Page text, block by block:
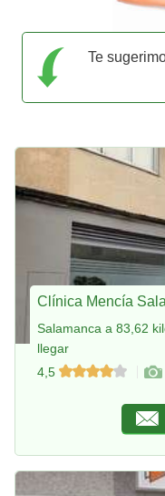
Te
Clínica Mencía
Salamanca a 83,62
llegar
4,5